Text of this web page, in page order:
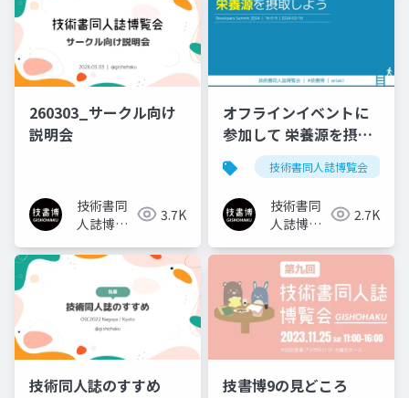
260303_サークル向け
説明会
技術書同
人誌博覧
3.7K
オフラインイベントに
参加して 栄養源を摂取
しよう技術書同人誌博覧会
技術書同
人誌博覧
2.7K
技術同人誌のすすめ 技書博9の見どころ